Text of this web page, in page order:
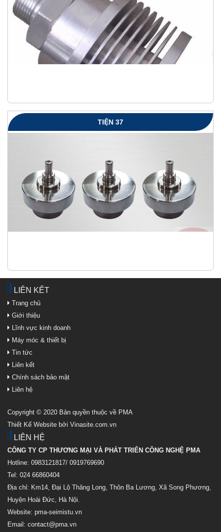
TIỆN 37
LIÊN KẾT
Trang chủ
Giới thiệu
Lĩnh vực kinh doanh
Máy móc & thiết bị
Tin tức
Liên kết
Chính sách bảo mật
Liên hệ
Copyright © 2020 Bản quyền thuộc về PMA
Thiết Kế Website bởi Vinasite.com.vn
LIÊN HỆ
CÔNG TY CP THƯƠNG MẠI VÀ PHÁT TRIỂN CÔNG NGHỆ PMA
Hotline: 0983121817/ 0919769690
Tel: 024 66860404
Địa chỉ: Km14, Đại Lộ Thăng Long, Thôn Ba Lương, Xã Song Phương,
Huyện Hoài Đức, Hà Nội.
Website: pma-seimistu.vn
Email: contact@pma.vn